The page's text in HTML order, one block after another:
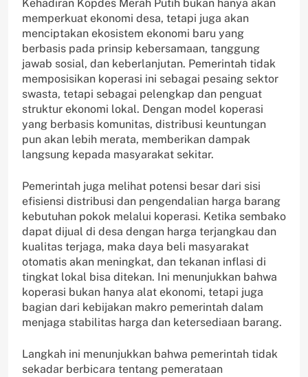
Kehadiran Kopdes Merah Putih bukan hanya akan
memperkuat ekonomi desa, tetapi juga akan
menciptakan ekosistem ekonomi baru yang
berbasis pada prinsip kebersamaan, tanggung
jawab sosial, dan keberlanjutan. Pemerintah tidak
memposisikan koperasi ini sebagai pesaing sektor
swasta, tetapi sebagai pelengkap dan penguat
struktur ekonomi lokal. Dengan model koperasi
yang berbasis komunitas, distribusi keuntungan
pun akan lebih merata, memberikan dampak
langsung kepada masyarakat sekitar.
Pemerintah juga melihat potensi besar dari sisi
efisiensi distribusi dan pengendalian harga barang
kebutuhan pokok melalui koperasi. Ketika sembako
dapat dijual di desa dengan harga terjangkau dan
kualitas terjaga, maka daya beli masyarakat
otomatis akan meningkat, dan tekanan inflasi di
tingkat lokal bisa ditekan. Ini menunjukkan bahwa
koperasi bukan hanya alat ekonomi, tetapi juga
bagian dari kebijakan makro pemerintah dalam
menjaga stabilitas harga dan ketersediaan barang.
Langkah ini menunjukkan bahwa pemerintah tidak
sekadar berbicara tentang pemerataan